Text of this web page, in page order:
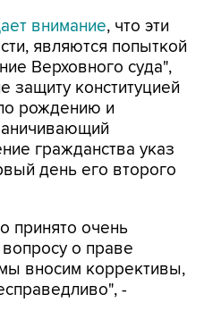
внимание, что эти
являются попыткой
Верховного суда",
конституцией
рождению и
гражданства указ
день его второго
принято очень
о праве
вносим коррективы,
-